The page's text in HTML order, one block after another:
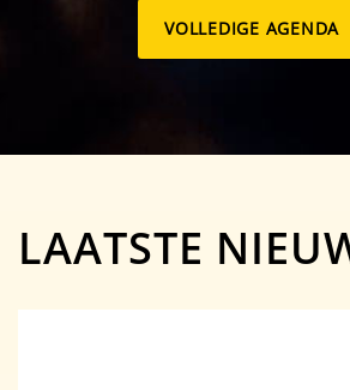
VOLLEDIGE AGENDA
LAATSTE